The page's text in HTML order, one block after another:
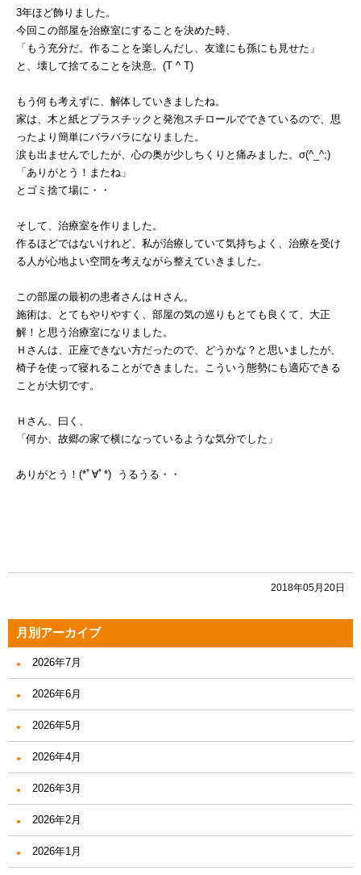
3年ほど飾りました。
今回この部屋を治療室にすることを決めた時、
「もう充分だ。作ることを楽しんだし、友達にも孫にも見せた」
と、壊して捨てることを決意。(T ^ T)
もう何も考えずに、解体していきましたね。
家は、木と紙とプラスチックと発泡スチロールでできているので、思
ったより簡単にバラバラになりました。
涙も出ませんでしたが、心の奥が少しちくりと痛みました。σ(^_^;)
「ありがとう！またね」
とゴミ捨て場に・・
そして、治療室を作りました。
作るほどではないけれど、私が治療していて気持ちよく、治療を受け
る人が心地よい空間を考えながら整えていきました。
この部屋の最初の患者さんはＨさん。
施術は、とてもやりやすく、部屋の気の巡りもとても良くて、大正
解！と思う治療室になりました。
Ｈさんは、正座できない方だったので、どうかな？と思いましたが、
椅子を使って寝れることができました。こういう態勢にも適応できる
ことが大切です。
Ｈさん、曰く、
「何か、故郷の家で横になっているような気分でした」
ありがとう！(*ﾟ∀ﾟ*) うるうる・・
2018年05月20日
月別アーカイブ
2026年7月
2026年6月
2026年5月
2026年4月
2026年3月
2026年2月
2026年1月